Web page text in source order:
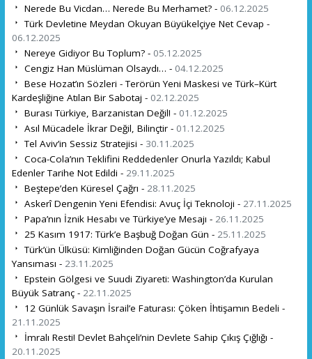
Nerede Bu Vicdan… Nerede Bu Merhamet? - 06.12.2025
Türk Devletine Meydan Okuyan Büyükelçiye Net Cevap -
06.12.2025
Nereye Gidiyor Bu Toplum? - 05.12.2025
Cengiz Han Müslüman Olsaydı… - 04.12.2025
Bese Hozat’ın Sözleri - Terörün Yeni Maskesi ve Türk–Kürt
Kardeşliğine Atılan Bir Sabotaj - 02.12.2025
Burası Türkiye, Barzanistan Değil! - 01.12.2025
Asıl Mücadele İkrar Değil, Bilinçtir - 01.12.2025
Tel Aviv’in Sessiz Stratejisi - 30.11.2025
Coca-Cola’nın Teklifini Reddedenler Onurla Yazıldı; Kabul
Edenler Tarihe Not Edildi - 29.11.2025
Beştepe’den Küresel Çağrı - 28.11.2025
Askerî Dengenin Yeni Efendisi: Avuç İçi Teknoloji - 27.11.2025
Papa’nın İznik Hesabı ve Türkiye’ye Mesajı - 26.11.2025
25 Kasım 1917: Türk’e Başbuğ Doğan Gün - 25.11.2025
Türk’ün Ülküsü: Kimliğinden Doğan Gücün Coğrafyaya
Yansıması - 23.11.2025
Epstein Gölgesi ve Suudi Ziyareti: Washington’da Kurulan
Büyük Satranç - 22.11.2025
12 Günlük Savaşın İsrail’e Faturası: Çöken İhtişamın Bedeli -
21.11.2025
İmralı Resti! Devlet Bahçeli’nin Devlete Sahip Çıkış Çığlığı -
20.11.2025